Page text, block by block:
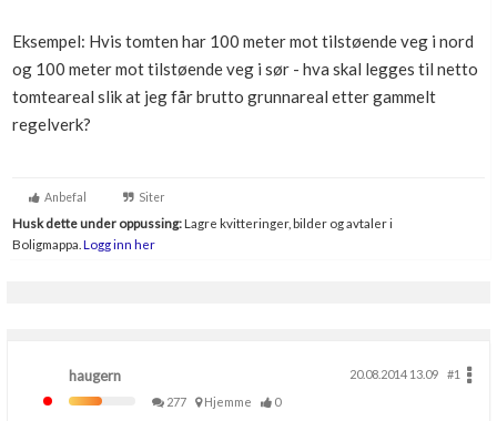
Eksempel: Hvis tomten har 100 meter mot tilstøende veg i nord
og 100 meter mot tilstøende veg i sør - hva skal legges til netto
tomteareal slik at jeg får brutto grunnareal etter gammelt
regelverk?
Anbefal Siter
Husk dette under oppussing:Lagre kvitteringer, bilder og avtaler i
Boligmappa. Logg inn her
haugern 20.08.2014 13.09
#1
277
Hjemme 0